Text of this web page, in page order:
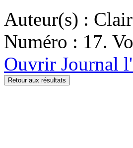
Auteur(s) :
Numéro : 17.
Ouvrir Journal
Retour aux résultats